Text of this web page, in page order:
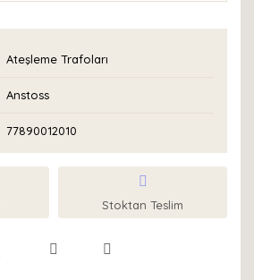
Ateşleme Trafoları
Anstoss
77890012010
Stoktan Teslim